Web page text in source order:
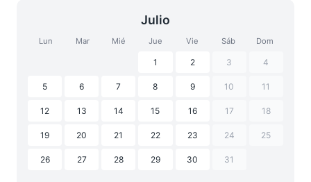
Julio
Lun Mar Mié Jue Vie Sáb Dom
1 2 3 4
5 6 7 8 9 10 11
12 13 14 15 16 17 18
19 20 21 22 23 24 25
26 27 28 29 30 31